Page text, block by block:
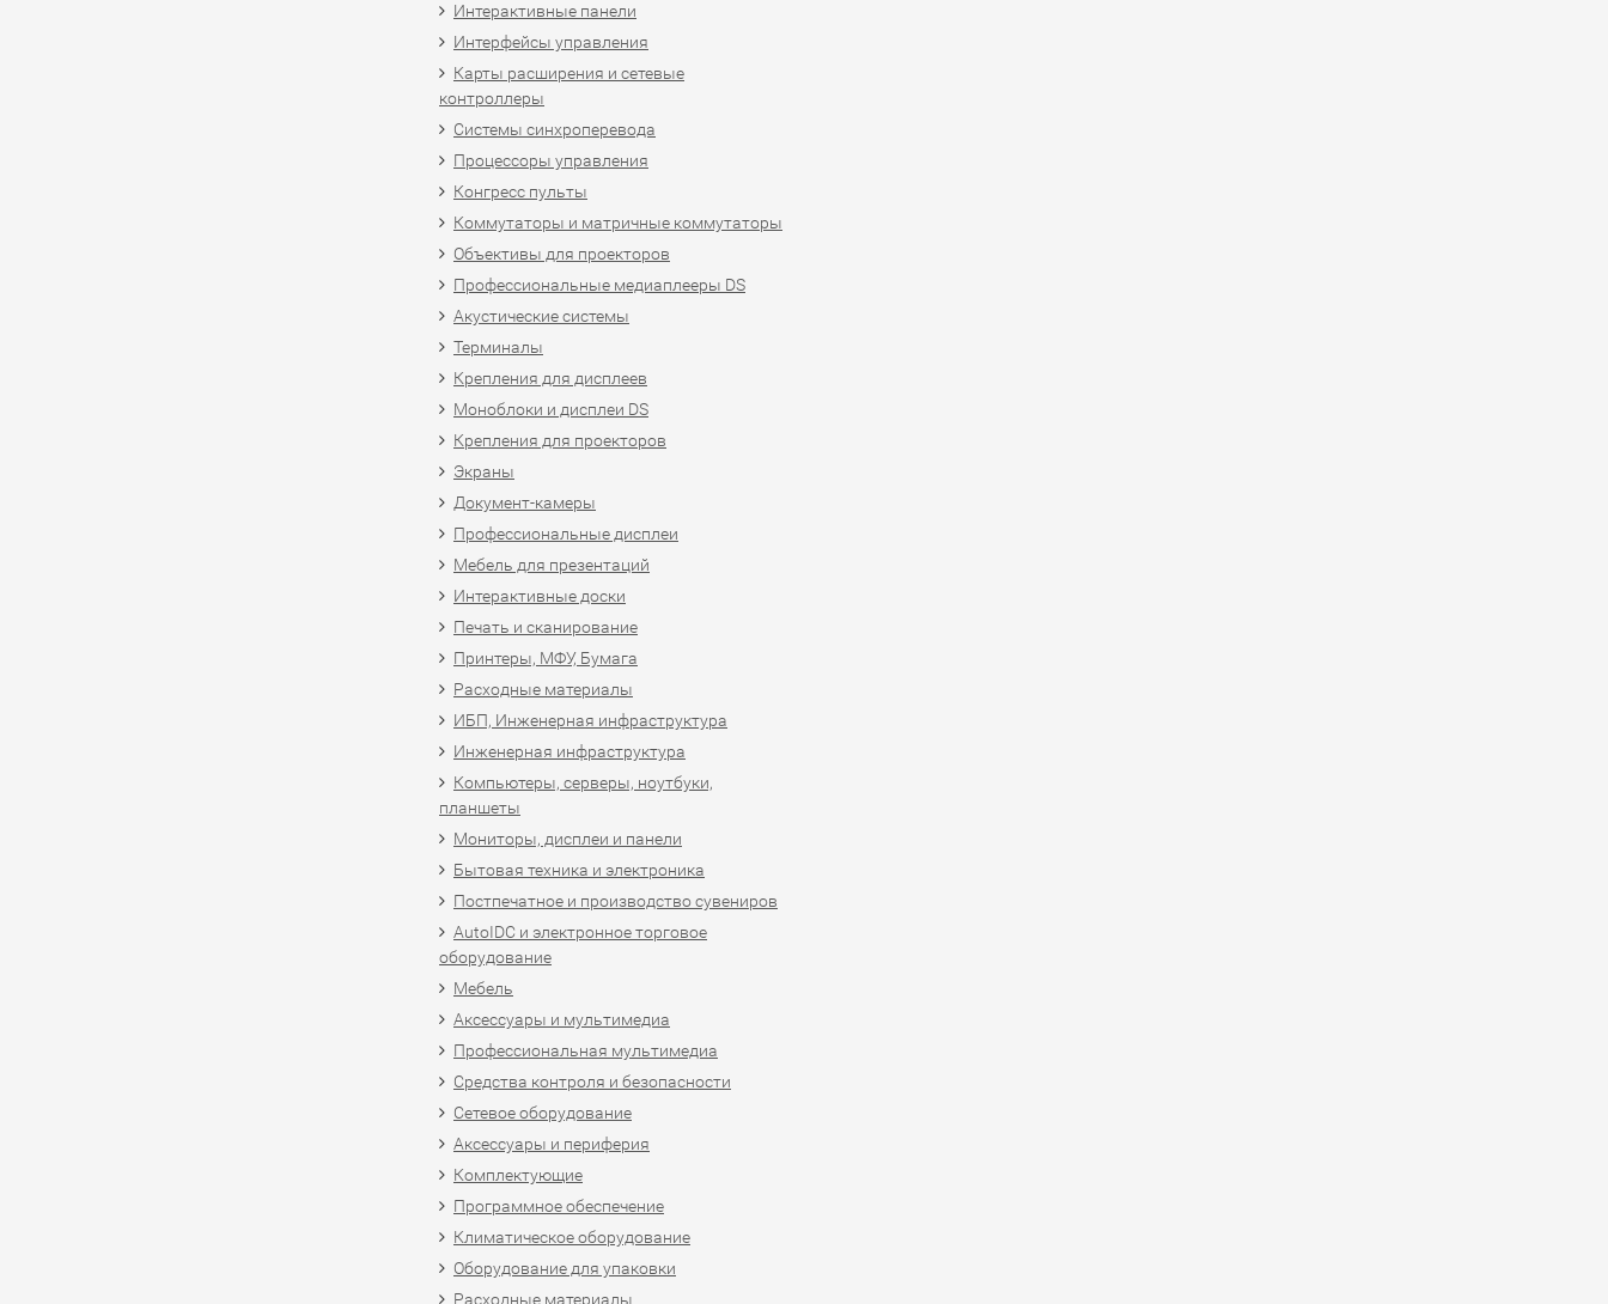
Интерактивные панели
Интерфейсы управления
Карты расширения и сетевые
контроллеры
Системы синхроперевода
Процессоры управления
Конгресс пульты
Коммутаторы и матричные коммутаторы
Объективы для проекторов
Профессиональные медиаплееры DS
Акустические системы
Терминалы
Крепления для дисплеев
Моноблоки и дисплеи DS
Крепления для проекторов
Экраны
Документ-камеры
Профессиональные дисплеи
Мебель для презентаций
Интерактивные доски
Печать и сканирование
Принтеры, МФУ, Бумага
Расходные материалы
ИБП, Инженерная инфраструктура
Инженерная инфраструктура
Компьютеры, серверы, ноутбуки,
планшеты
Мониторы, дисплеи и панели
Бытовая техника и электроника
Постпечатное и производство сувениров
AutoIDC и электронное торговое
оборудование
Мебель
Аксессуары и мультимедиа
Профессиональная мультимедиа
Средства контроля и безопасности
Сетевое оборудование
Аксессуары и периферия
Комплектующие
Программное обеспечение
Климатическое оборудование
Оборудование для упаковки
Расходные материалы